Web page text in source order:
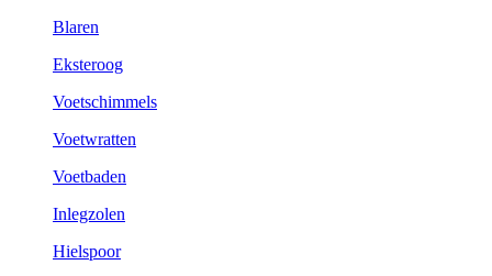
Blaren
Eksteroog
Voetschimmels
Voetwratten
Voetbaden
Inlegzolen
Hielspoor